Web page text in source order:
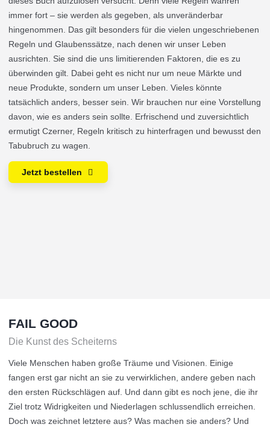
immer fort – sie werden als gegeben, als unveränderbar
hingenommen. Das gilt besonders für die vielen ungeschriebenen
Regeln und Glaubenssätze, nach denen wir unser Leben
ausrichten. Sie sind die uns limitierenden Faktoren, die es zu
überwinden gilt. Dabei geht es nicht nur um neue Märkte und
neue Produkte, sondern um unser Leben. Vieles könnte
tatsächlich anders, besser sein. Wir brauchen nur eine Vorstellung
davon, wie es anders sein sollte. Erfrischend und zuversichtlich
ermutigt Czerner, Regeln kritisch zu hinterfragen und bewusst den
Tabubruch zu wagen.
Jetzt bestellen
FAIL GOOD
Die Kunst des Scheiterns
Viele Menschen haben große Träume und Visionen. Einige
fangen erst gar nicht an sie zu verwirklichen, andere geben nach
den ersten Rückschlägen auf. Und dann gibt es noch jene, die ihr
Ziel trotz Widrigkeiten und Niederlagen schlussendlich erreichen.
Doch was zeichnet letztere aus? Was machen sie anders? Und